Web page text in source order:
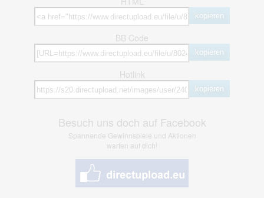
kopieren
BB Code
kopieren
Hotlink
kopieren
Besuch uns doch auf Facebook
Spannende Gewinnspiele und Aktionen
warten auf dich!